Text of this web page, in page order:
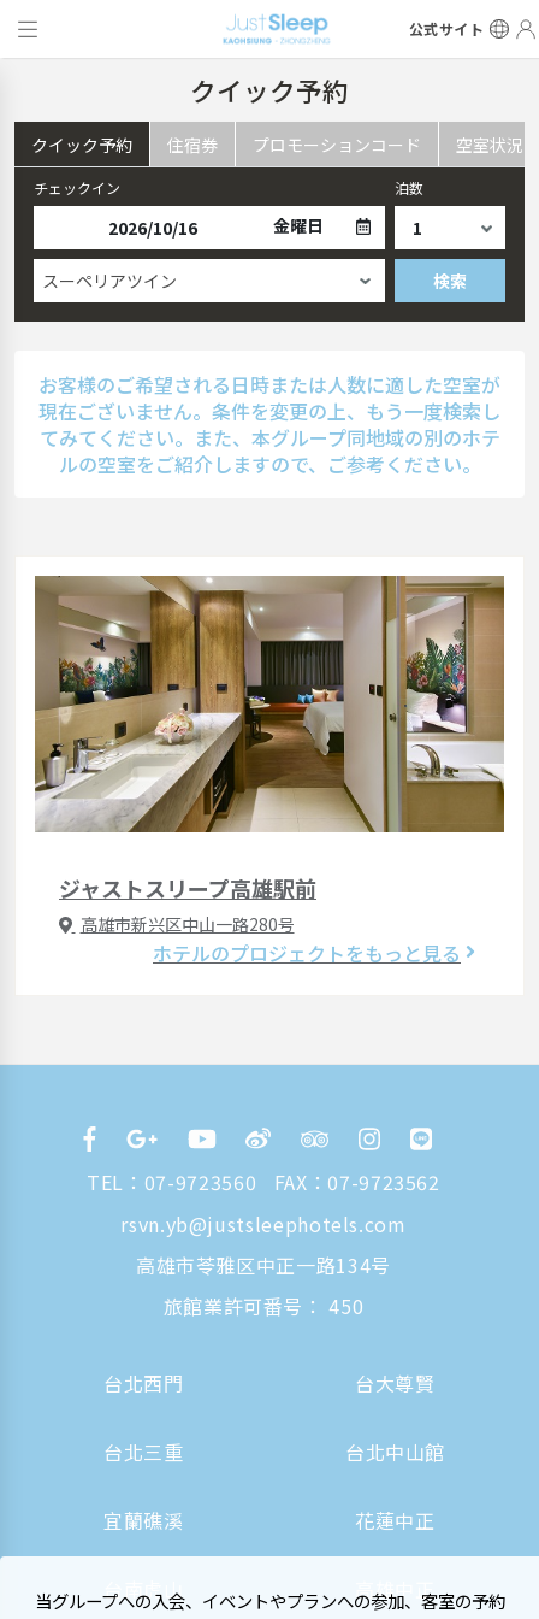
公式サイト
クイック予約
クイック予約 住宿券 プロモーションコード 空室状況
チェックイン
金曜日
泊数
スーペリアツイン 検索
お客様のご希望される日時または人数に適した空室が
現在ございません。条件を変更の上、もう一度検索し
てみてください。また、本グループ同地域の別のホテ
ルの空室をご紹介しますので、ご参考ください。
ジャストスリープ高雄駅前
高雄市新兴区中山一路280号
ホテルのプロジェクトをもっと見る
TEL： 07-9723560
FAX：07-9723562
rsvn.yb@justsleephotels.com
高雄市苓雅区中正一路134号
旅館業許可番号： 450
台北西門 台大尊賢
台北三重 台北中山館
宜蘭礁溪 花蓮中正
台南虎山 高雄中正
当グループへの入会、イベントやプランへの参加、客室の予約